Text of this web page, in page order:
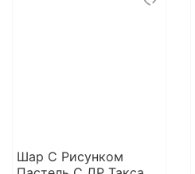
Шар С Рисунком